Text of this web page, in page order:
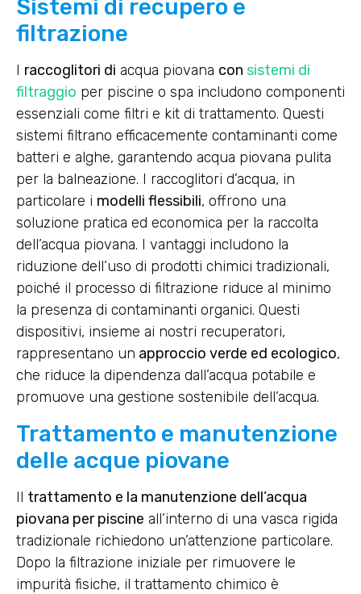
Sistemi di recupero e
filtrazione
I raccoglitori di acqua piovana con sistemi di
filtraggio per piscine o spa includono componenti
essenziali come filtri e kit di trattamento. Questi
sistemi filtrano efficacemente contaminanti come
batteri e alghe, garantendo acqua piovana pulita
per la balneazione. I raccoglitori d’acqua, in
particolare i modelli flessibili, offrono una
soluzione pratica ed economica per la raccolta
dell’acqua piovana. I vantaggi includono la
riduzione dell’uso di prodotti chimici tradizionali,
poiché il processo di filtrazione riduce al minimo
la presenza di contaminanti organici. Questi
dispositivi, insieme ai nostri recuperatori,
rappresentano un approccio verde ed ecologico,
che riduce la dipendenza dall’acqua potabile e
promuove una gestione sostenibile dell’acqua.
Trattamento e manutenzione
delle acque piovane
Il trattamento e la manutenzione dell’acqua
piovana per piscine all’interno di una vasca rigida
tradizionale richiedono un’attenzione particolare.
Dopo la filtrazione iniziale per rimuovere le
impurità fisiche, il trattamento chimico è